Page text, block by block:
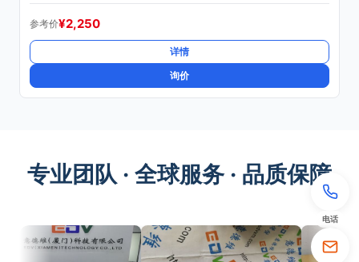
参考价¥2,250
详情
询价
专业团队 · 全球服务 · 品质保障
电话